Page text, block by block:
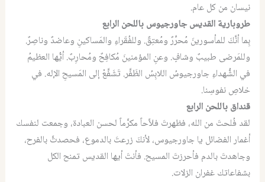
نيسان من كل عام.
طروبارية القديس جاورجيوس باللحن الرابع
بِما أنَّكَ للمأسورينَ مُحرِّرٌ ومُعتِقٌ. وللفُقَراءِ والمَساكينِ وعاضدٌ وناصِرٌ.
وللمَرضى طبيبٌ وشافٍ. وعنِ المؤمنينَ مُكافِحٌ ومُحارِبٌ. أيُّها العظيمُ
في الشُّهداءِ جاورجيوسُ اللابِسُ الظَفَّر. تَشَفَّعْ إلى المَسيحِ الإله. في
خلاصِ نفوسِنا.
قنداق باللحن الرابع
لقد فُلحتَ من الله، فظهرتَ فلاَّحاً مكرَّماً لحسن العبادة، وجمعت لنفسك
أغمار الفضائل يا جاورجيوس، لأنكَ زرعتَ بالدموع، فحصدتَّ بالفرح،
وجاهدتَ بالدم فأحرزتَ المسيح. فأنتَ أيها القديس تمنح الكل
بشفاعاتك غفران الزلات.